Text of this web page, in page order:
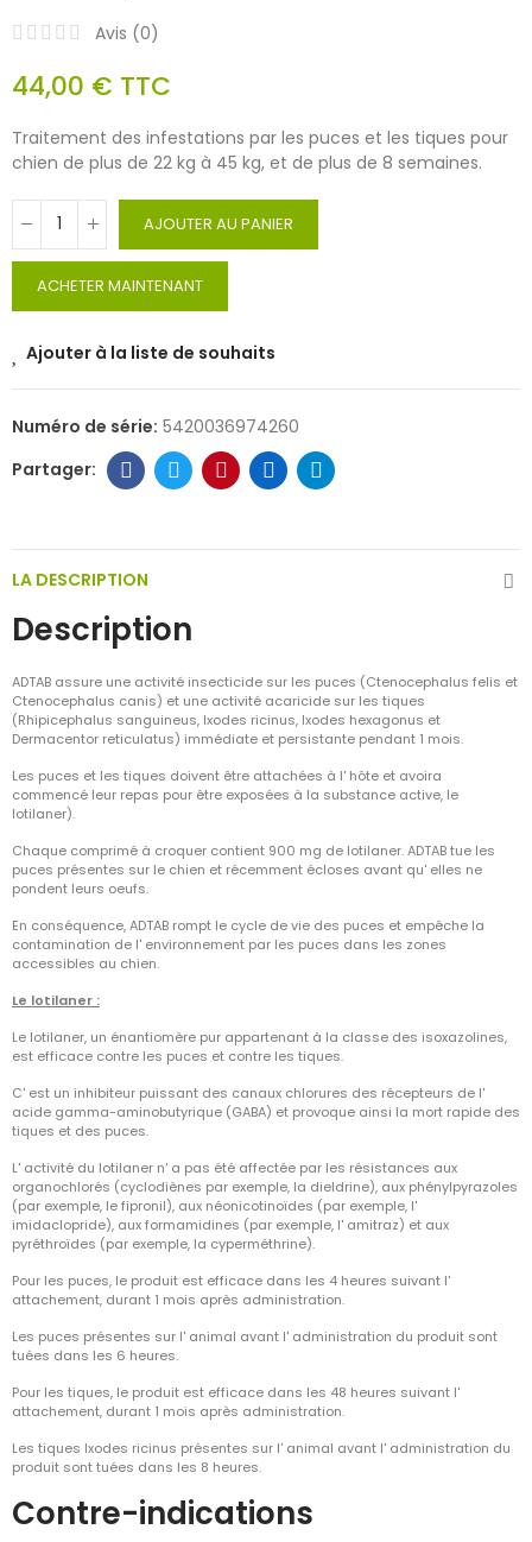
Avis (0)
44,00 € TTC
Traitement des infestations par les puces et les tiques pour
chien de plus de 22 kg à 45 kg, et de plus de 8 semaines.
AJOUTER AU PANIER
ACHETER MAINTENANT
Ajouter à la liste de souhaits
Numéro de série: 5420036974260
LA DESCRIPTION
Description
ADTAB assure une activité insecticide sur les puces (Ctenocephalus felis et
Ctenocephalus canis) et une activité acaricide sur les tiques
(Rhipicephalus sanguineus, Ixodes ricinus, Ixodes hexagonus et
Dermacentor reticulatus) immédiate et persistante pendant 1 mois.
Les puces et les tiques doivent être attachées à l' hôte et avoira
commencé leur repas pour être exposées à la substance active, le
lotilaner).
Chaque comprimé à croquer contient 900 mg de lotilaner. ADTAB tue les
puces présentes sur le chien et récemment écloses avant qu' elles ne
pondent leurs oeufs.
En conséquence, ADTAB rompt le cycle de vie des puces et empêche la
contamination de l' environnement par les puces dans les zones
accessibles au chien.
Le lotilaner :
Le lotilaner, un énantiomère pur appartenant à la classe des isoxazolines,
est efficace contre les puces et contre les tiques.
C' est un inhibiteur puissant des canaux chlorures des récepteurs de l'
acide gamma-aminobutyrique (GABA) et provoque ainsi la mort rapide des
tiques et des puces.
L' activité du lotilaner n' a pas été affectée par les résistances aux
organochlorés (cyclodiènes par exemple, la dieldrine), aux phénylpyrazoles
(par exemple, le fipronil), aux néonicotinoïdes (par exemple, l'
imidaclopride), aux formamidines (par exemple, l' amitraz) et aux
pyréthroïdes (par exemple, la cyperméthrine).
Pour les puces, le produit est efficace dans les 4 heures suivant l'
attachement, durant 1 mois après administration.
Les puces présentes sur l' animal avant l' administration du produit sont
tuées dans les 6 heures.
Pour les tiques, le produit est efficace dans les 48 heures suivant l'
attachement, durant 1 mois après administration.
Les tiques Ixodes ricinus présentes sur l' animal avant l' administration du
produit sont tuées dans les 8 heures.
Contre-indications